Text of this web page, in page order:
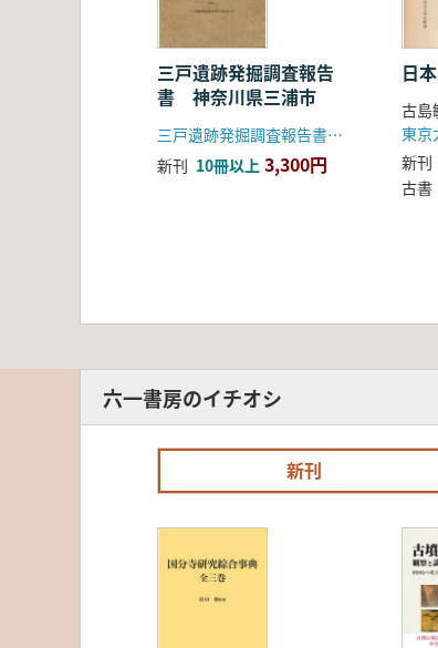
三戸遺跡発掘調査報告
書 神奈川県三浦市
三戸遺跡発掘調査報告書刊行会
新刊 10冊以上 3,300円
日
古島
東京
新刊
古書
六一書房のイチオシ
新刊